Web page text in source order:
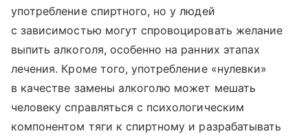
употребление спиртного, но у людей
с зависимостью могут спровоцировать желание
выпить алкоголя, особенно на ранних этапах
лечения. Кроме того, употребление «нулевки»
в качестве замены алкоголю может мешать
человеку справляться с психологическим
компонентом тяги к спиртному и разрабатывать